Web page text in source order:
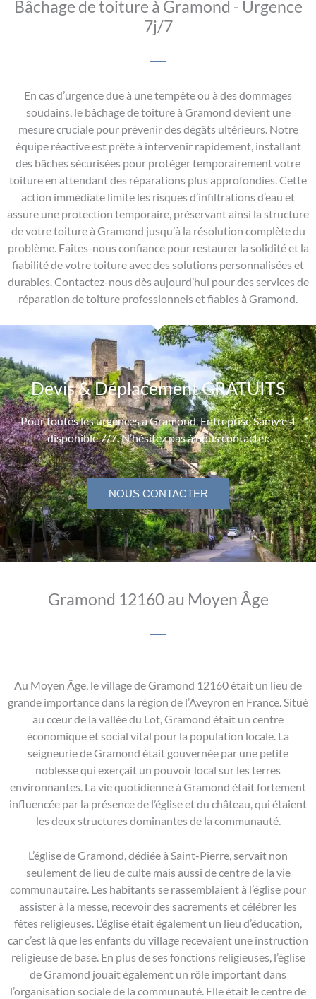
Bâchage de toiture à Gramond - Urgence
7j/7
En cas d’urgence due à une tempête ou à des dommages
soudains, le bâchage de toiture à Gramond devient une
mesure cruciale pour prévenir des dégâts ultérieurs. Notre
équipe réactive est prête à intervenir rapidement, installant
des bâches sécurisées pour protéger temporairement votre
toiture en attendant des réparations plus approfondies. Cette
action immédiate limite les risques d’infiltrations d’eau et
assure une protection temporaire, préservant ainsi la structure
de votre toiture à Gramond jusqu’à la résolution complète du
problème. Faites-nous confiance pour restaurer la solidité et la
fiabilité de votre toiture avec des solutions personnalisées et
durables. Contactez-nous dès aujourd’hui pour des services de
réparation de toiture professionnels et fiables à Gramond.
Devis & Déplacement GRATUITS
Pour toutes les urgences à Gramond, Entreprise Samy est
disponible 7/7. N’hésitez pas à nous contacter.
NOUS CONTACTER
Gramond 12160 au Moyen Âge
Au Moyen Âge, le village de Gramond 12160 était un lieu de
grande importance dans la région de l’Aveyron en France. Situé
au cœur de la vallée du Lot, Gramond était un centre
économique et social vital pour la population locale. La
seigneurie de Gramond était gouvernée par une petite
noblesse qui exerçait un pouvoir local sur les terres
environnantes. La vie quotidienne à Gramond était fortement
influencée par la présence de l’église et du château, qui étaient
les deux structures dominantes de la communauté.
L’église de Gramond, dédiée à Saint-Pierre, servait non
seulement de lieu de culte mais aussi de centre de la vie
communautaire. Les habitants se rassemblaient à l’église pour
assister à la messe, recevoir des sacrements et célébrer les
fêtes religieuses. L’église était également un lieu d’éducation,
car c’est là que les enfants du village recevaient une instruction
religieuse de base. En plus de ses fonctions religieuses, l’église
de Gramond jouait également un rôle important dans
l’organisation sociale de la communauté. Elle était le centre de